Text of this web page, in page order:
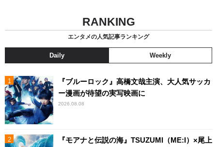
RANKING
エンタメの人気記事ランキング
Daily Weekly
『ブルーロック』高橋文哉主演、大人気サッカ
ー漫画が待望の実写映画に
2026.08.08
『モアナと伝説の海』TSUZUMI（ME:I）×尾上